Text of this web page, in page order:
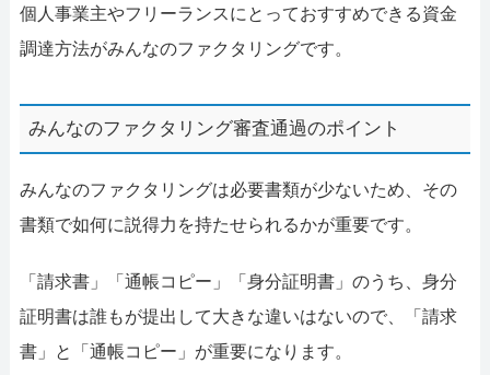
個人事業主やフリーランスにとっておすすめできる資金
調達方法がみんなのファクタリングです。
みんなのファクタリング審査通過のポイント
みんなのファクタリングは必要書類が少ないため、その
書類で如何に説得力を持たせられるかが重要です。
「請求書」「通帳コピー」「身分証明書」のうち、身分
証明書は誰もが提出して大きな違いはないので、「請求
書」と「通帳コピー」が重要になります。